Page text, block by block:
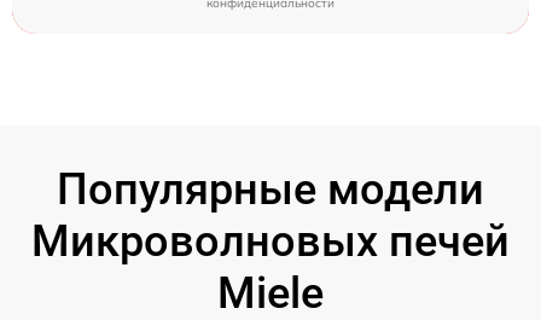
Популярные модели
Микроволновых печей
Miele